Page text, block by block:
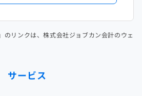
リンクは、株式会社ジョブカン会計のウェ
サービス